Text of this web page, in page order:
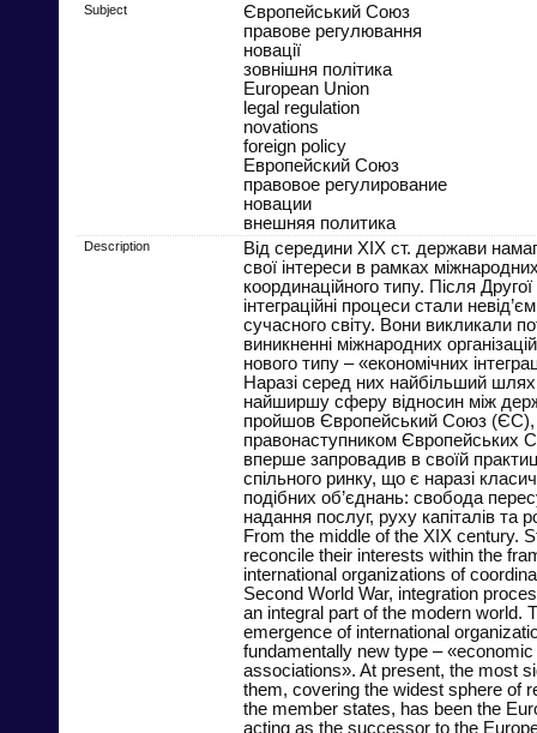
Subject
Європейський Союз
правове регулювання
новації
зовнішня політика
European Union
legal regulation
novations
foreign policy
Европейский Союз
правовое регулирование
новации
внешняя политика
Description
Від середини XIX ст. держави
свої інтереси в рамках міжнародних
координаційного типу. Після Другої
інтеграційні процеси стали
сучасного світу. Вони викликали
виникненні міжнародних
нового типу – «економічних
Наразі серед них найбільший
найширшу сферу відносин між
пройшов Європейський Союз (ЄС),
правонаступником Європейських
вперше запровадив в своїй
спільного ринку, що є наразі
подібних об’єднань: свобода
надання послуг, руху капіталів та
From the middle of the XIX century.
reconcile their interests within the
international organizations of
Second World War, integration
an integral part of the modern world.
emergence of international
fundamentally new type – «economic
associations». At present, the most
them, covering the widest sphere of
the member states, has been the
acting as the successor to the